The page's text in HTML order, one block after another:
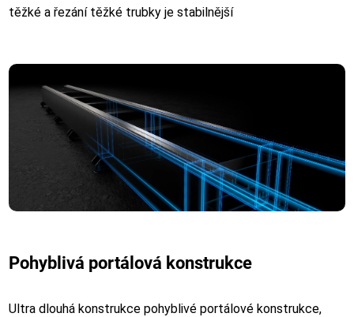
těžké a řezání těžké trubky je stabilnější
Pohyblivá portálová konstrukce
Ultra dlouhá konstrukce pohyblivé portálové konstrukce,